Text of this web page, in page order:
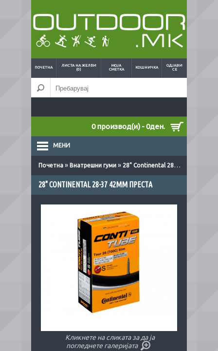
ПОЧЕТНА
ЛИСТА НА ЖЕЛБИ
(0)
МОЈА
СМЕТКА
КОШНИЧКА
ОДЈАВИ
СЕ
0 производ(и) - 0ден.
МЕНИ
Почетна » Внатрешни гуми » 28" Continental 28-37 42mm преста
28" CONTINENTAL 28-37 42MM ПРЕСТА
Кликнете на сликата за да ја
погледнете галеријата